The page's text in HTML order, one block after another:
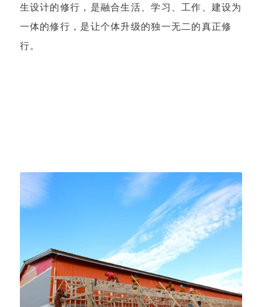
生设计的修行，是融合生活、学习、工作、建设为
一体的修行，是让个体升级的独一无二的真正修
行。